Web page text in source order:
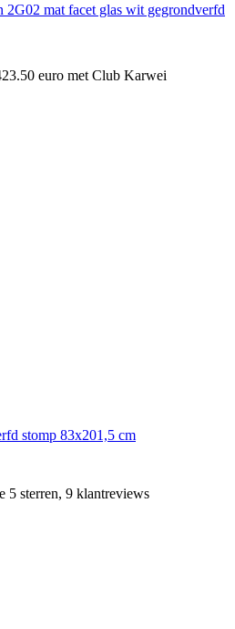
2G02 mat facet glas wit gegrondverfd
euro met Club Karwei
stomp 83x201,5 cm
5 sterren, 9 klantreviews